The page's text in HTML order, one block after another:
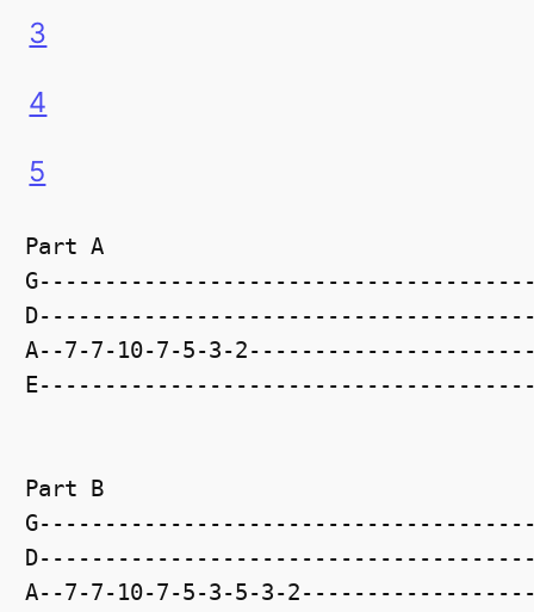
3
4
5
Part A
A--7-7-10-7-5-3-
Part B
A--7-7-10-7-5-3-5-3-